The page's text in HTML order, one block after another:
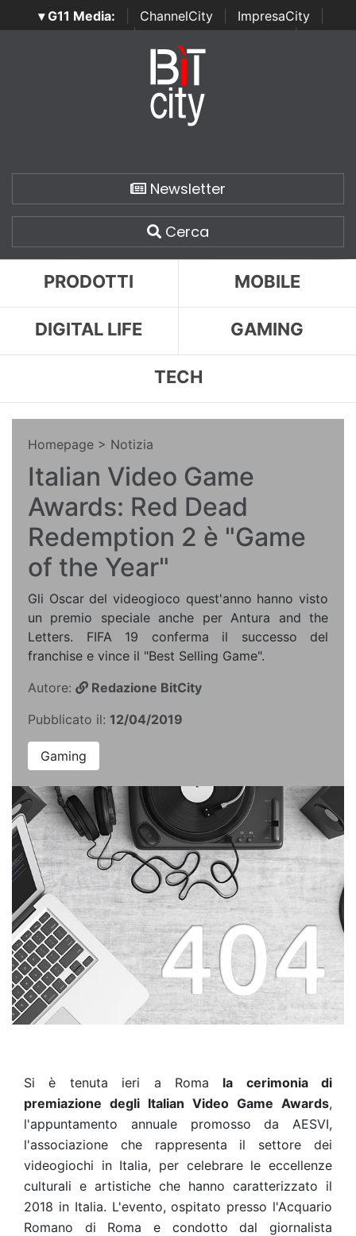
▾ G11 Media: ChannelCity ImpresaCity
SecurityOpenLab | Italian Channel Awards | Italian
Italian Security Awards
Newsletter
Cerca
PRODOTTI MOBILE
DIGITAL LIFE GAMING
TECH
Homepage > Notizia
Italian Video Game
Awards: Red Dead
Redemption 2 è "Game
of the Year"
Gli Oscar del videogioco quest'anno hanno visto
un premio speciale anche per Antura and the
Letters. FIFA 19 conferma il successo del
franchise e vince il "Best Selling Game".
Autore:
Redazione BitCity
Pubblicato il: 12/04/2019
Gaming
Si è tenuta ieri a Roma
la cerimonia di
premiazione degli Italian Video Game Awards,
l'appuntamento annuale promosso da AESVI,
l'associazione che rappresenta il settore dei
videogiochi in Italia, per celebrare le eccellenze
culturali e artistiche che hanno caratterizzato il
2018 in Italia. L'evento, ospitato presso l'Acquario
Romano di Roma e condotto dal giornalista